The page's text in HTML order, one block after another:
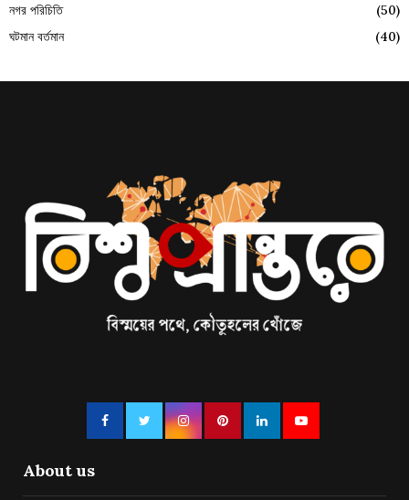
নগর পরিচিতি
(50)
ঘটমান বর্তমান
(40)
About us